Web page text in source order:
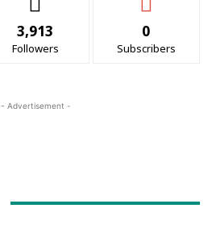
3,913
Followers
0
Subscribers
- Advertisement -